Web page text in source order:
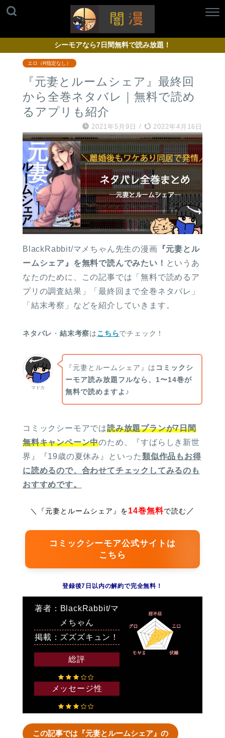
シーモアなら7日間無料で読み放題！
エロ（R指定なし）
『元妻とルームシェア』最終回
から全巻ネタバレ｜無料で読め
るアプリも紹介
2021年5月9日 / 2022年4月16日
BlackRabbit/マメちゃん先生の漫画 『元妻とル
ームシェア』を無料で読んでみたい！ というあ
なたのために、この記事では「無料で読めるア
プリの調査結果」「最終回まで全巻ネタバレ」
「結末考察」などを紹介していきます。
ネタバレ ・結末考察はこちらでチェック！
マドカ
『元妻とルームシェア』は コミックシ
ーモア読み放題フルなら、1〜14巻が
無料で読めますよ♪
コミックシーモアでは読み放題プランが7日間
無料キャンペーン中のため、『すばらしき新世
界』『19歳の夏休み』といった類似作品もお得
に読めるので、合わせてチェックしてみるのも
おすすめです。
＼ 『元妻とルームシェア』を14巻無料で読む ／
コミックシーモア公式サイトは
こちら
登録後7日以内の解約で完全無料！
著者：BlackRabbit/マ
メちゃん
掲載：ズズズキュン！
総評
メッセージ性
この記事では『元妻とルームシェア』の